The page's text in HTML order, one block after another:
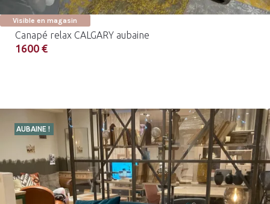
Visible en magasin
Canapé relax CALGARY aubaine
1600 €
AUBAINE !